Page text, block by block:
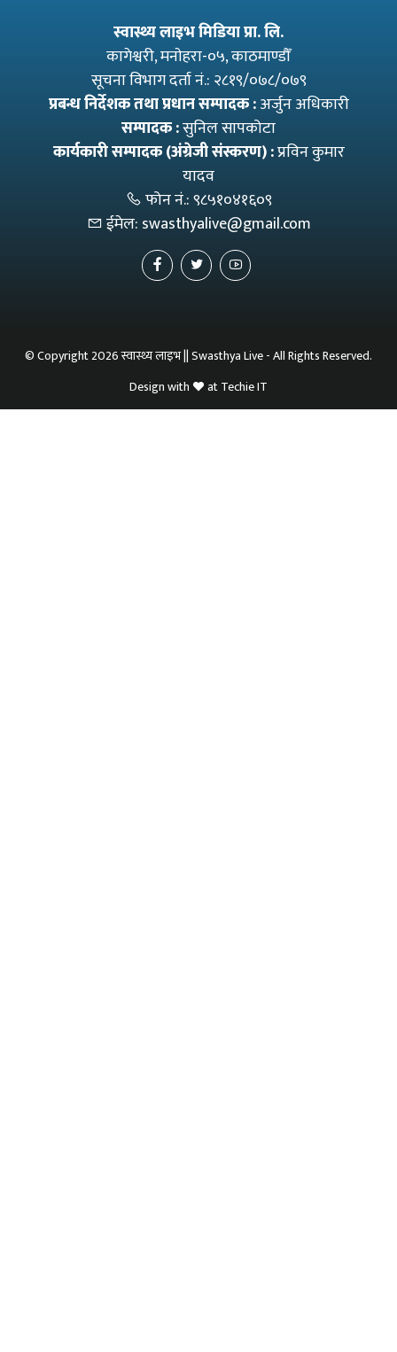
स्वास्थ्य लाइभ मिडिया प्रा. लि.
कागेश्वरी, मनाेहरा-०५, काठमाण्डौँ
सूचना विभाग दर्ता नं.: २८१९/०७८/०७९
प्रबन्ध निर्देशक तथा प्रधान सम्पादक :अर्जुन अधिकारी
सम्पादक :सुनिल सापकोटा
कार्यकारी सम्पादक (अंग्रेजी संस्करण) :प्रविन कुमार
यादव
फोन नं.:९८५१०४१६०९
ईमेल: swasthyalive@gmail.com
© Copyright 2026 स्वास्थ्य लाइभ || Swasthya Live - All Rights Reserved.
Design with
atTechie IT